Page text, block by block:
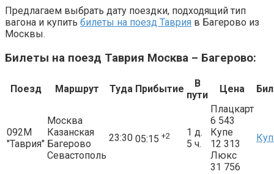
Предлагаем выбрать дату поездки, подходящий тип
вагона и купить билеты на поезд Таврия в Багерово из
Москвы.
Билеты на поезд Таврия Москва – Багерово:
Поезд Маршрут Туда Прибытие
В
пути
Цена
092М
"Таврия"
Москва
Казанская
Багерово
Севастополь
23:30 05:15 +2
1 д.
5 ч.
Плацкарт
6 543
Купе
12 313
Люкс
31 756